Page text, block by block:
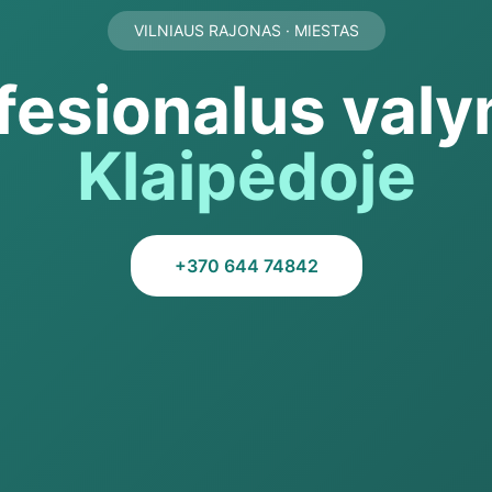
VILNIAUS RAJONAS · MIESTAS
Klaipėdoje
+370 644 74842